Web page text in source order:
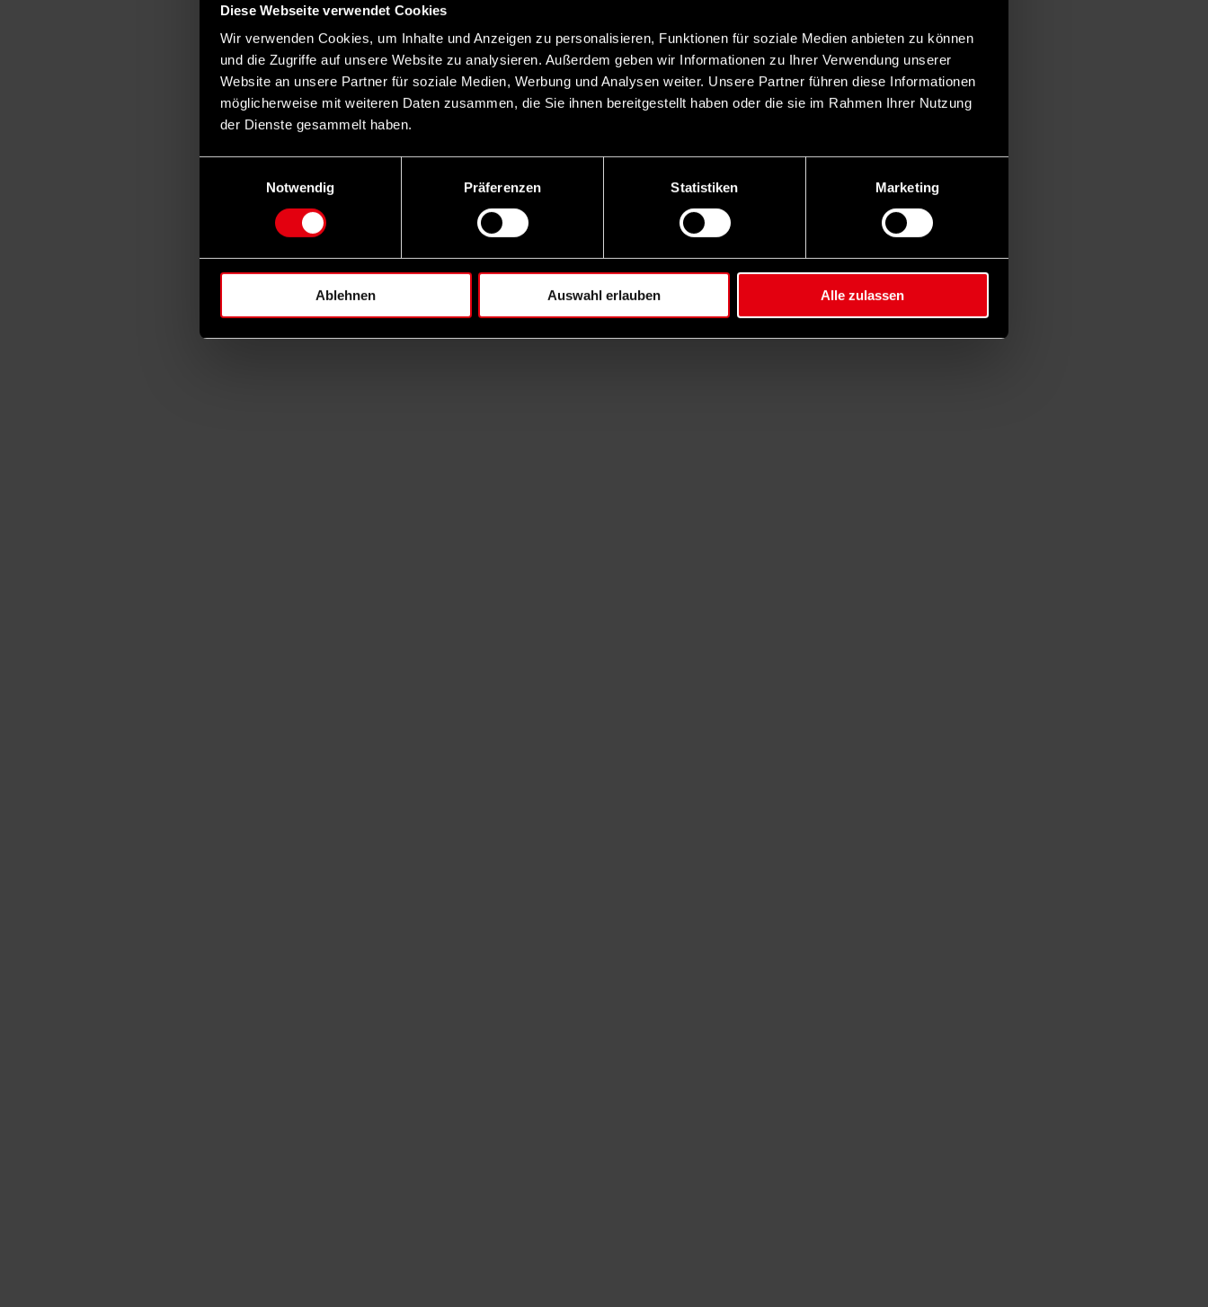
Diese Webseite verwendet Cookies
Wir verwenden Cookies, um Inhalte und Anzeigen zu personalisieren, Funktionen für soziale Medien anbieten zu können
und die Zugriffe auf unsere Website zu analysieren. Außerdem geben wir Informationen zu Ihrer Verwendung unserer
Website an unsere Partner für soziale Medien, Werbung und Analysen weiter. Unsere Partner führen diese Informationen
möglicherweise mit weiteren Daten zusammen, die Sie ihnen bereitgestellt haben oder die sie im Rahmen Ihrer Nutzung
der Dienste gesammelt haben.
Notwendig
Präferenzen Statistiken Marketing
Ablehnen Auswahl erlauben Alle zulassen